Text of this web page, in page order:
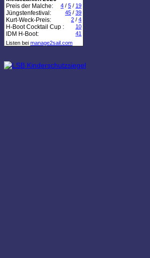
Preis der Malche:
4 / 5 / 19
Jüngstenfestival: 45 / 39
Kurt-Weck-Preis: 2 / 4
H-Boot Cocktail Cup : 10
IDM H-Boot:
41
Listen bei manage2sail.com